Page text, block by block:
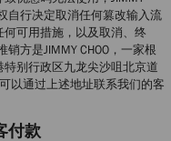
自行决定取消任何篡改输入流
可用措施，以及取消、终
方是JIMMY CHOO，一家根
别行政区九龙尖沙咀北京道
以通过上述地址联系我们的客
付款